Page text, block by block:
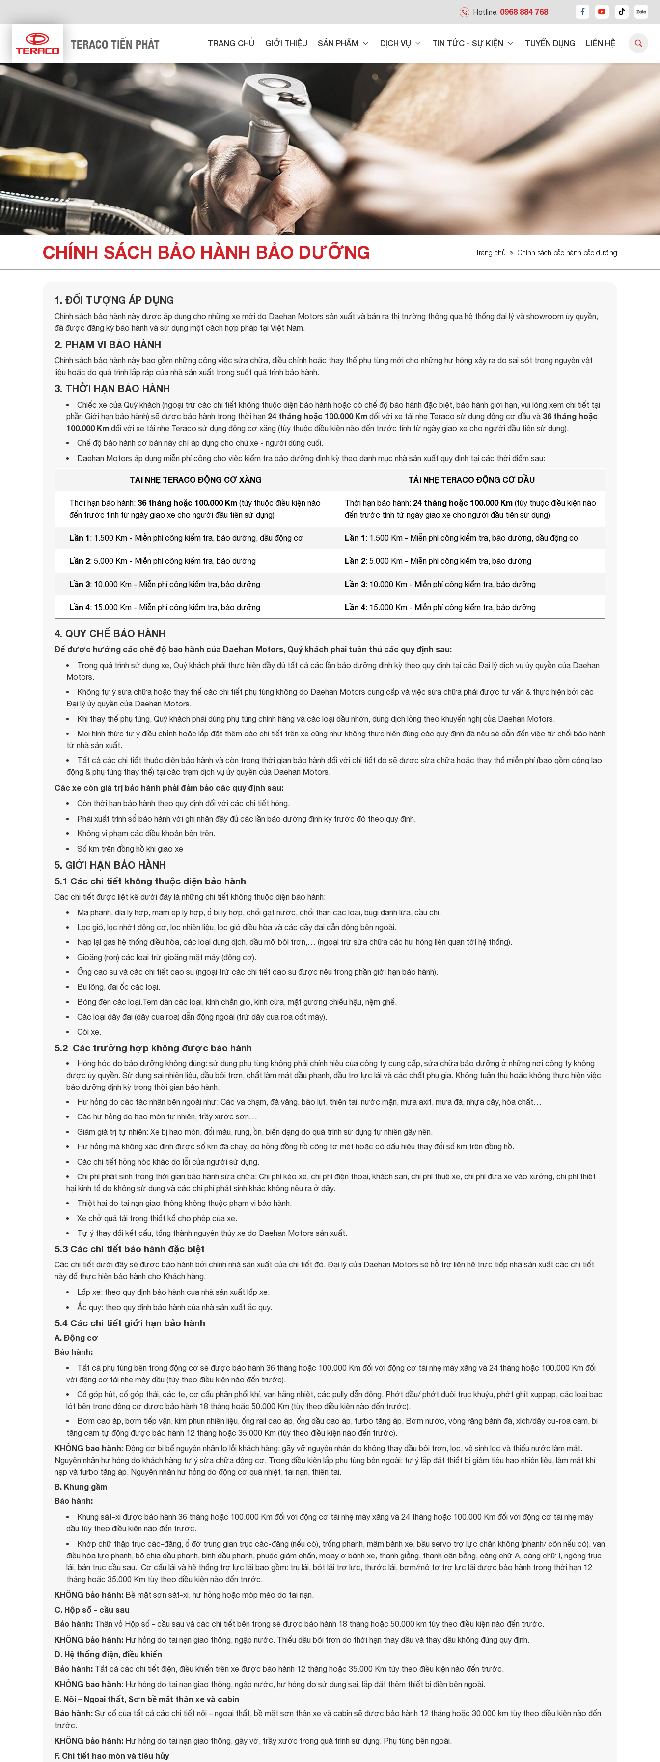
Hotline: 0968 884 768
TERACO TIẾN PHÁT TRANG CHỦ GIỚI THIỆU SẢN PHẨM DỊCH VỤ TIN TỨC - SỰ KIỆN TUYỂN DỤNG LIÊN HỆ
CHÍNH SÁCH BẢO HÀNH BẢO DƯỠNG Trang chủ Chính sách bảo hành bảo dưỡng
1. ĐỐI TƯỢNG ÁP DỤNG
Chính sách bảo hành này được áp dụng cho những xe mới do Daehan Motors sản xuất và bán ra thị trường thông qua hệ thống đại lý và showroom ủy quyền,
đã được đăng ký bảo hành và sử dụng một cách hợp pháp tại Việt Nam.
2. PHẠM VI BẢO HÀNH
Chính sách bảo hành này bao gồm những công việc sửa chữa, điều chỉnh hoặc thay thế phụ tùng mới cho những hư hỏng xảy ra do sai sót trong nguyên vật
liệu hoặc do quá trình lắp ráp của nhà sản xuất trong suốt quá trình bảo hành.
3. THỜI HẠN BẢO HÀNH
Chiếc xe của Quý khách (ngoại trừ các chi tiết không thuộc diện bảo hành hoặc có chế độ bảo hành đặc biệt, bảo hành giới hạn, vui lòng xem chi tiết tại
phần Giới hạn bảo hành) sẽ được bảo hành trong thời hạn 24 tháng hoặc 100.000 Km đối với xe tải nhẹ Teraco sử dụng động cơ dầu và 36 tháng hoặc
100.000 Km đối với xe tải nhẹ Teraco sử dụng động cơ xăng (tùy thuộc điều kiện nào đến trước tính từ ngày giao xe cho người đầu tiên sử dụng).
Chế độ bảo hành cơ bản này chỉ áp dụng cho chủ xe - người dùng cuối.
Daehan Motors áp dụng miễn phí công cho việc kiểm tra bảo dưỡng định kỳ theo danh mục nhà sản xuất quy định tại các thời điểm sau:
TẢI NHẸ TERACO ĐỘNG CƠ XĂNG TẢI NHẸ TERACO ĐỘNG CƠ DẦU
Thời hạn bảo hành: 36 tháng hoặc 100.000 Km (tùy thuộc điều kiện nào
đến trước tính từ ngày giao xe cho người đầu tiên sử dụng)
Thời hạn bảo hành: 24 tháng hoặc 100.000 Km (tùy thuộc điều kiện nào
đến trước tính từ ngày giao xe cho người đầu tiên sử dụng)
Lần 1: 1.500 Km - Miễn phí công kiểm tra, bảo dưỡng, dầu động cơ Lần 1: 1.500 Km - Miễn phí công kiểm tra, bảo dưỡng, dầu động cơ
Lần 2: 5.000 Km - Miễn phí công kiểm tra, bảo dưỡng Lần 2: 5.000 Km - Miễn phí công kiểm tra, bảo dưỡng
Lần 3: 10.000 Km - Miễn phí công kiểm tra, bảo dưỡng Lần 3: 10.000 Km - Miễn phí công kiểm tra, bảo dưỡng
Lần 4: 15.000 Km - Miễn phí công kiểm tra, bảo dưỡng Lần 4: 15.000 Km - Miễn phí công kiểm tra, bảo dưỡng
4. QUY CHẾ BẢO HÀNH
Để được hưởng các chế độ bảo hành của Daehan Motors, Quý khách phải tuân thủ các quy định sau:
Trong quá trình sử dụng xe, Quý khách phải thực hiện đầy đủ tất cả các lần bảo dưỡng định kỳ theo quy định tại các Đại lý dịch vụ ủy quyền của Daehan
Motors.
Không tự ý sửa chữa hoặc thay thế các chi tiết phụ tùng không do Daehan Motors cung cấp và việc sửa chữa phải được tư vấn & thực hiện bởi các
Đại lý ủy quyền của Daehan Motors.
Khi thay thế phụ tùng, Quý khách phải dùng phụ tùng chính hãng và các loại dầu nhờn, dung dịch lỏng theo khuyến nghị của Daehan Motors.
Mọi hình thức tự ý điều chỉnh hoặc lắp đặt thêm các chi tiết trên xe cũng như không thực hiện đúng các quy định đã nêu sẽ dẫn đến việc từ chối bảo hành
từ nhà sản xuất.
Tất cả các chi tiết thuộc diện bảo hành và còn trong thời gian bảo hành đối với chi tiết đó sẽ được sửa chữa hoặc thay thế miễn phí (bao gồm công lao
động & phụ tùng thay thế) tại các trạm dịch vụ ủy quyền của Daehan Motors.
Các xe còn giá trị bảo hành phải đảm bảo các quy định sau:
Còn thời hạn bảo hành theo quy định đối với các chi tiết hỏng.
Phải xuất trình sổ bảo hành với ghi nhận đầy đủ các lần bảo dưỡng định kỳ trước đó theo quy định,
Không vi phạm các điều khoản bên trên.
Số km trên đồng hồ khi giao xe
5. GIỚI HẠN BẢO HÀNH
5.1 Các chi tiết không thuộc diện bảo hành
Các chi tiết được liệt kê dưới đây là những chi tiết không thuộc diện bảo hành:
Má phanh, đĩa ly hợp, mâm ép ly hợp, ổ bi ly hợp, chổi gạt nước, chổi than các loại, bugi đánh lửa, cầu chì.
Lọc gió, lọc nhớt động cơ, lọc nhiên liệu, lọc gió điều hòa và các dây đai dẫn động bên ngoài.
Nạp lại gas hệ thống điều hòa, các loại dung dịch, dầu mỡ bôi trơn,… (ngoại trừ sửa chữa các hư hỏng liên quan tới hệ thống).
Gioăng (ron) các loại trừ gioăng mặt máy (động cơ).
Ống cao su và các chi tiết cao su (ngoại trừ các chi tiết cao su được nêu trong phần giới hạn bảo hành).
Bu lông, đai ốc các loại.
Bóng đèn các loại.Tem dán các loại, kính chắn gió, kính cửa, mặt gương chiếu hậu, nệm ghế.
Các loại dây đai (dây cua roa) dẫn động ngoài (trừ dây cua roa cốt máy).
Còi xe.
5.2 Các trường hợp không được bảo hành
Hỏng hóc do bảo dưỡng không đúng: sử dụng phụ tùng không phải chính hiệu của công ty cung cấp, sửa chữa bảo dưỡng ở những nơi công ty không
được ủy quyền. Sử dụng sai nhiên liệu, dầu bôi trơn, chất làm mát dầu phanh, dầu trợ lực lái và các chất phụ gia. Không tuân thủ hoặc không thực hiện việc
bảo dưỡng định kỳ trong thời gian bảo hành.
Hư hỏng do các tác nhân bên ngoài như: Các va chạm, đá văng, bão lụt, thiên tai, nước mặn, mưa axit, mưa đá, nhựa cây, hóa chất…
Các hư hỏng do hao mòn tự nhiên, trầy xước sơn…
Giảm giá trị tự nhiên: Xe bị hao mòn, đổi màu, rung, ồn, biến dạng do quá trình sử dụng tự nhiên gây nên.
Hư hỏng mà không xác định được số km đã chạy, do hỏng đồng hồ công tơ mét hoặc có dấu hiệu thay đổi số km trên đồng hồ.
Các chi tiết hỏng hóc khác do lỗi của người sử dụng.
Chi phí phát sinh trong thời gian bảo hành sửa chữa: Chi phí kéo xe, chi phí điện thoại, khách sạn, chi phí thuê xe, chi phí đưa xe vào xưởng, chi phí thiệt
hại kinh tế do không sử dụng và các chi phí phát sinh khác không nêu ra ở dây.
Thiệt hai do tai nạn giao thông không thuộc phạm vi bảo hành.
Xe chở quá tải trọng thiết kế cho phép của xe.
Tự ý thay đổi kết cấu, tổng thành nguyên thủy xe do Daehan Motors sản xuất.
5.3 Các chi tiết bảo hành đặc biệt
Các chi tiết dưới đây sẽ được bảo hành bởi chính nhà sản xuất của chi tiết đó. Đại lý của Daehan Motors sẽ hỗ trợ liên hệ trực tiếp nhà sản xuất các chi tiết
này để thực hiện bảo hành cho Khách hàng.
Lốp xe: theo quy định bảo hành của nhà sản xuất lốp xe.
Ắc quy: theo quy định bảo hành của nhà sản xuất ắc quy.
5.4 Các chi tiết giới hạn bảo hành
A. Động cơ
Bảo hành:
Tất cả phụ tùng bên trong động cơ sẽ được bảo hành 36 tháng hoặc 100.000 Km đối với động cơ tải nhẹ máy xăng và 24 tháng hoặc 100.000 Km đối
với động cơ tải nhẹ máy dầu (tùy theo điều kiện nào đến trước).
Cổ góp hút, cổ góp thải, các te, cơ cấu phân phối khí, van hằng nhiệt, các pully dẫn động, Phớt đầu/ phớt đuôi trục khuỷu, phớt ghít xuppap, các loại bạc
lót bên trong động cơ được bảo hành 18 tháng hoặc 50.000 Km (tùy theo điều kiện nào đến trước).
Bơm cao áp, bơm tiếp vận, kim phun nhiên liệu, ống rail cao áp, ống dầu cao áp, turbo tăng áp, Bơm nước, vòng răng bánh đà, xích/dây cu-roa cam, bi
tăng cam tự động được bảo hành 12 tháng hoặc 35.000 Km (tùy theo điều kiện nào đến trước).
KHÔNG bảo hành: Động cơ bị bể nguyên nhân lo lỗi khách hàng: gãy vỡ nguyên nhân do không thay dầu bôi trơn, lọc, vệ sinh lọc và thiếu nước làm mát.
Nguyên nhân hư hỏng do khách hàng tự ý sửa chữa động cơ. Trong điều kiện lắp phụ tùng bên ngoài: tự ý lắp đặt thiết bị giảm tiêu hao nhiên liệu, làm mát khí
nạp và turbo tăng áp. Nguyên nhân hư hỏng do động cơ quá nhiệt, tai nạn, thiên tai.
B. Khung gầm
Bảo hành:
Khung sát-xi được bảo hành 36 tháng hoặc 100.000 Km đối với động cơ tải nhẹ máy xăng và 24 tháng hoặc 100.000 Km đối với động cơ tải nhẹ máy
dầu tùy theo điều kiện nào đến trước.
Khớp chữ thập trục các-đăng, ổ đỡ trung gian trục các-đăng (nếu có), trống phanh, mâm bánh xe, bầu servo trợ lực chân không (phanh/ côn nếu có), van
điều hòa lực phanh, bộ chia dầu phanh, bình dầu phanh, phuộc giảm chấn, moay ơ bánh xe, thanh giằng, thanh cân bằng, càng chữ A, càng chữ I, ngõng trục
lái, bán trục cầu sau. Cơ cấu lái và hệ thống trợ lực lái bao gồm: trụ lái, bót lái trợ lực, thước lái, bơm/mô tơ trợ lực lái được bảo hành trong thời hạn 12
tháng hoặc 35.000 Km tùy theo điều kiện nào đến trước.
KHÔNG bảo hành: Bề mặt sơn sát-xi, hư hỏng hoặc móp méo do tai nạn.
C. Hộp số - cầu sau
Bảo hành: Thân vỏ Hộp số - cầu sau và các chi tiết bên trong sẽ được bảo hành 18 tháng hoặc 50.000 km tùy theo điều kiện nào đến trước.
KHÔNG bảo hành: Hư hỏng do tai nạn giao thông, ngập nước. Thiếu dầu bôi trơn do thời hạn thay dầu và thay dầu không đúng quy định.
D. Hệ thống điện, điều khiển
Bảo hành: Tất cả các chi tiết điện, điều khiển trên xe được bảo hành 12 tháng hoặc 35.000 Km tùy theo điều kiện nào đến trước.
KHÔNG bảo hành: Hư hỏng do tai nạn giao thông, ngập nước, hư hỏng do sử dụng sai, lắp đặt thêm thiết bị điện bên ngoài.
E. Nội – Ngoại thất, Sơn bề mặt thân xe và cabin
Bảo hành: Sự cố của tất cả các chi tiết nội – ngoại thất, bề mặt sơn thân xe và cabin sẽ được bảo hành 12 tháng hoặc 30.000 km tùy theo điều kiện nào đến
trước.
KHÔNG bảo hành: Hư hỏng do tai nạn giao thông, gãy vỡ, trầy xước trong quá trình sử dụng. Phụ tùng bên ngoài.
F. Chi tiết hao mòn và tiêu hủy